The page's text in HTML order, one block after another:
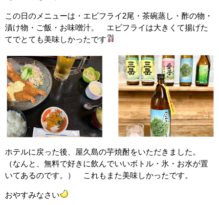
この日のメニューは・エビフライ2尾・茶碗蒸し・酢の物・
漬け物・ご飯・お味噌汁。 エビフライは大きくて揚げた
てでとても美味しかったです
ホテルに戻った後、屋久島の芋焼酎をいただきました。
（なんと、無料で好きに飲んでいいボトル・氷・お水が置
いてあるのです。） これもまた美味しかったです。
おやすみなさい